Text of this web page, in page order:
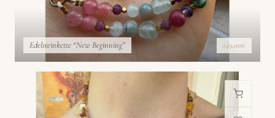
Edelsteinkette “New Beginning” 149,00€